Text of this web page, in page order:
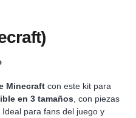
Minecraft con este kit para
en 3 tamaños , con piezas
para fans del juego y